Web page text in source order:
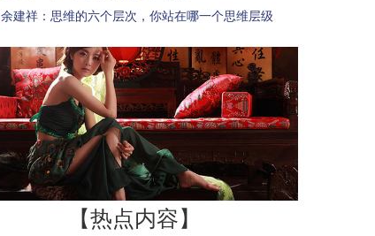
余建祥：思维的六个层次，你站在哪一个思维层级
【热点内容】